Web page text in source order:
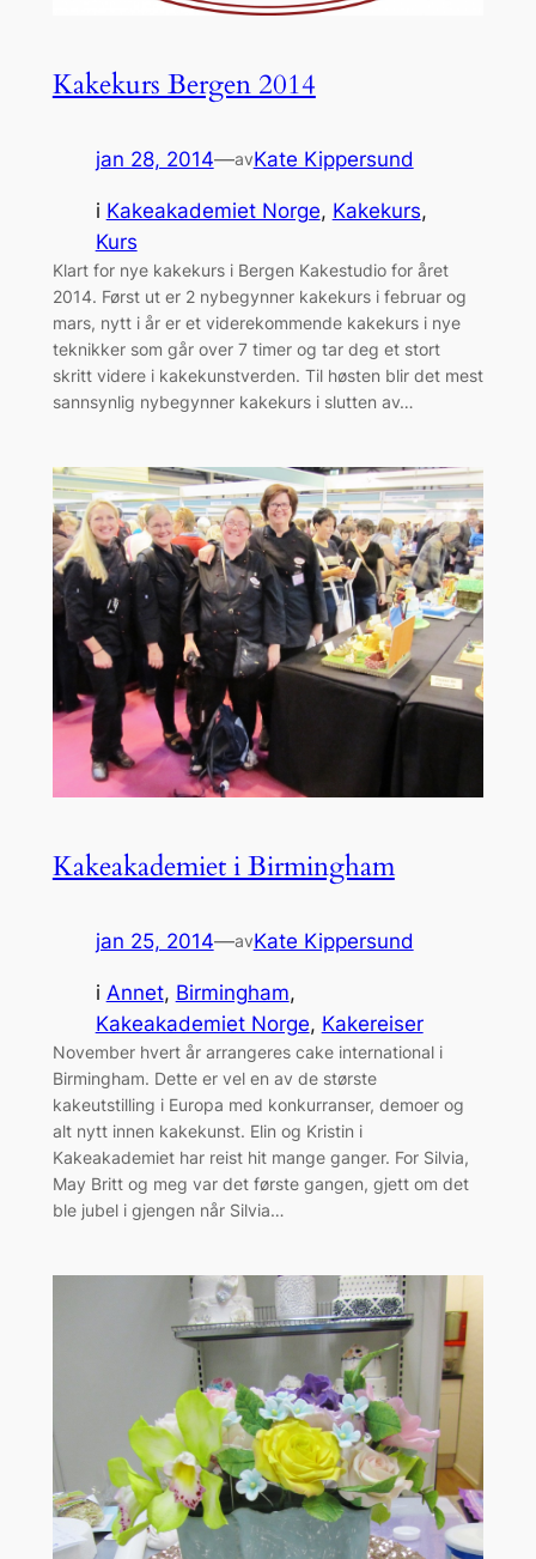
Kakekurs Bergen 2014
jan 28, 2014—avKate Kippersund
i Kakeakademiet Norge, Kakekurs
Kurs
Klart for nye kakekurs i Bergen Kakestudio for året
2014. Først ut er 2 nybegynner kakekurs i februar og
mars, nytt i år er et viderekommende kakekurs i nye
teknikker som går over 7 timer og tar deg et stort
skritt videre i kakekunstverden. Til høsten blir det mest
sannsynlig nybegynner kakekurs i slutten av…
Kakeakademiet i Birmingham
jan 25, 2014—avKate Kippersund
i Annet, Birmingham
Kakeakademiet Norge, Kakereiser
November hvert år arrangeres cake international i
Birmingham. Dette er vel en av de største
kakeutstilling i Europa med konkurranser, demoer og
alt nytt innen kakekunst. Elin og Kristin i
Kakeakademiet har reist hit mange ganger. For Silvia,
May Britt og meg var det første gangen, gjett om det
ble jubel i gjengen når Silvia…